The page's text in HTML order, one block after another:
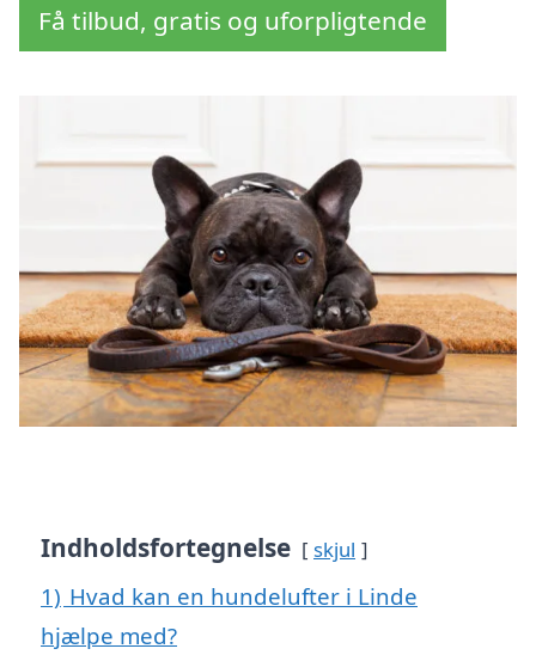
Få tilbud, gratis og uforpligtende
Indholdsfortegnelse skjul
1) Hvad kan en hundelufter i Linde
hjælpe med?